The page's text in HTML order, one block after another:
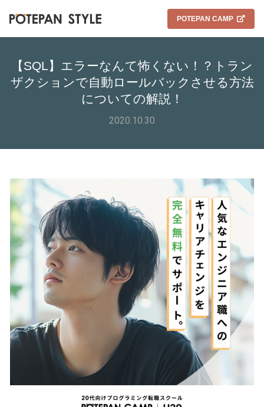
POTEPAN CAMP
【SQL】エラーなんて怖くない！？トラン
ザクションで自動ロールバックさせる方法
についての解説！
2020.10.30